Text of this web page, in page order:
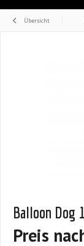
Übersicht
Balloon Dog
Preis